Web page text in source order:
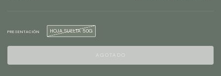
PRESENTACIÓN HOJA SUELTA 50G